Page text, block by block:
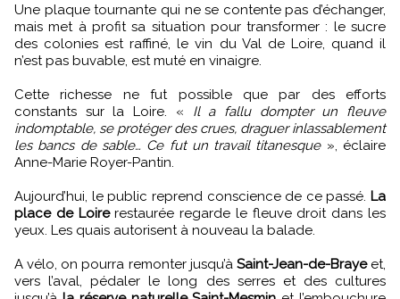
Une plaque tournante qui ne se contente pas d’échanger,
mais met à profit sa situation pour transformer : le sucre
des colonies est raffiné, le vin du Val de Loire, quand il
n’est pas buvable, est muté en vinaigre.
Cette richesse ne fut possible que par des efforts
constants sur la Loire. « Il a fallu dompter un fleuve
indomptable, se protéger des crues, draguer inlassablement
les bancs de sable… Ce fut un travail titanesque», éclaire
Anne-Marie Royer-Pantin.
Aujourd’hui, le public reprend conscience de ce passé. La
place de Loirerestaurée regarde le fleuve droit dans les
yeux. Les quais autorisent à nouveau la balade.
A vélo, on pourra remonter jusqu’à Saint-Jean-de-Brayeet,
vers l’aval, pédaler le long des serres et des cultures